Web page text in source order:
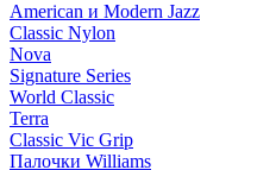
American и Modern Jazz
Classic Nylon
Nova
Signature Series
World Classic
Terra
Classic Vic Grip
Палочки Williams